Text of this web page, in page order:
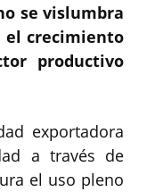
se vislumbra
el crecimiento
productivo
exportadora
a través de
el uso pleno